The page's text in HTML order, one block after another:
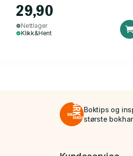
29,90
Nettlager
Klikk&Hent
Boktips og
største